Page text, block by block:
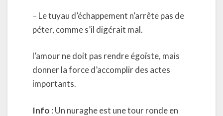
– Le tuyau d’échappement n’arrête pas de
péter, comme s’il digérait mal.
l’amour ne doit pas rendre égoïste, mais
donner la force d’accomplir des actes
importants.
Info : Un nuraghe est une tour ronde en